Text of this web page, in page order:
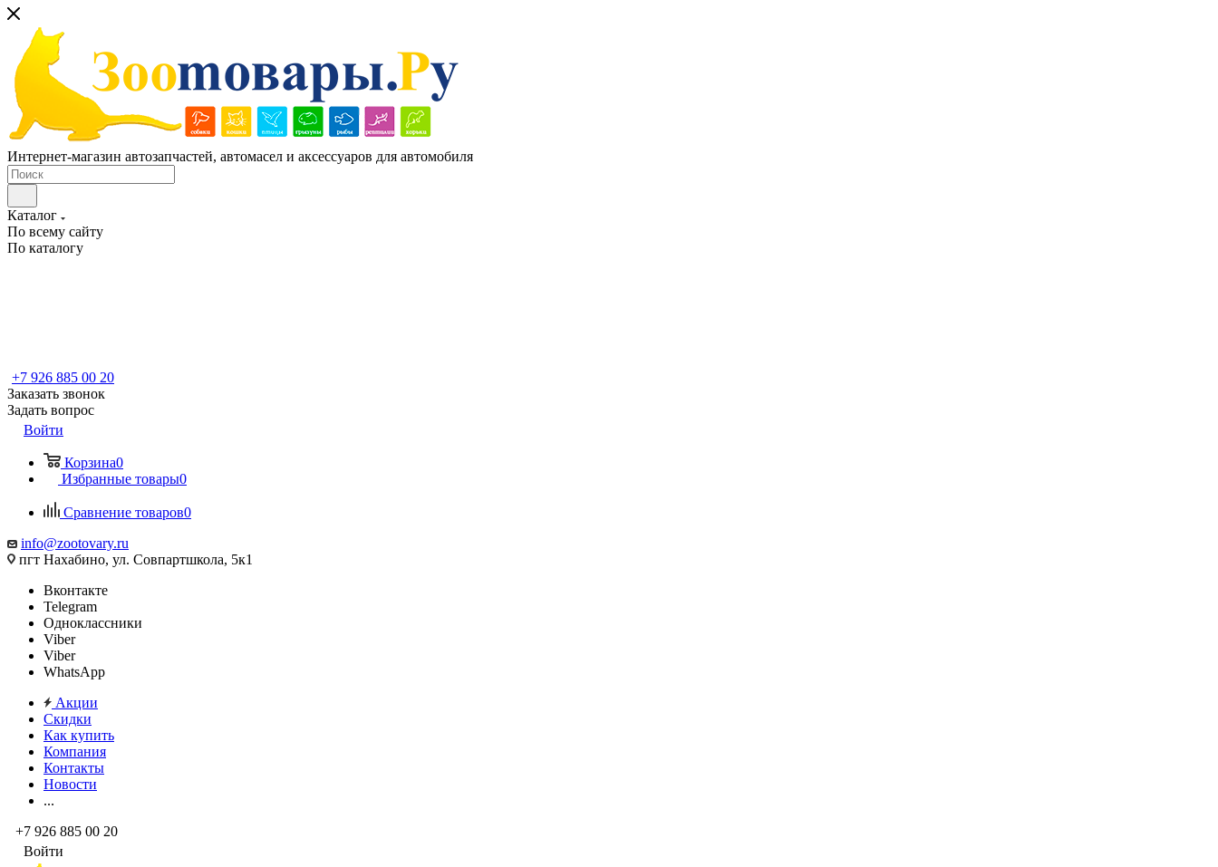
Интернет-магазин автозапчастей, автомасел и аксессуаров для автомобиля
Каталог
По всему сайту
По каталогу
+7 926 885 00 20
Заказать звонок
Задать вопрос
Войти
Корзина0
Избранные товары0
Сравнение товаров0
info@zootovary.ru
пгт Нахабино, ул. Совпартшкола, 5к1
Вконтакте
Telegram
Одноклассники
Viber
Viber
WhatsApp
Акции
Скидки
Как купить
Компания
Контакты
Новости
...
+7 926 885 00 20
Войти